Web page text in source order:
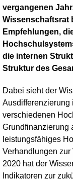
vergangenen
Wissenschaftsrat
Empfehlungen,
die internen
Struktur des
Dabei sieht der
Ausdifferenzierung
verschiedenen
Grundfinanzierung
leistungsfähiges
Verhandlungen
2020 hat der
Indikatoren zur